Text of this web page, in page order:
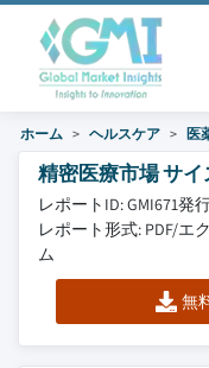
ホーム ヘルスケア 医
精密医療市場 サ
レポートID: GMI671発
レポート形式: PDF/エ
ム
無